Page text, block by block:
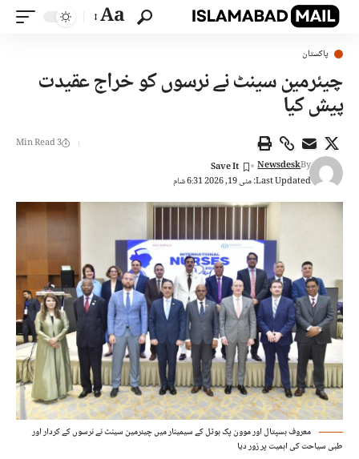
Aa
پاکستان
چیئرمین سینٹ نے نرسوں کو خراج عقیدت
پیش کیا
Last Updated: مئی 19, 2026 6:31 شام
By
Newsdesk
3 Min Read
معروف ہسپتال اور موون پک ہوٹل کے سیمینار میں چیئرمین سینٹ نے نرسوں کے کردار اور
طبی سیاحت کی اہمیت پر زور دیا